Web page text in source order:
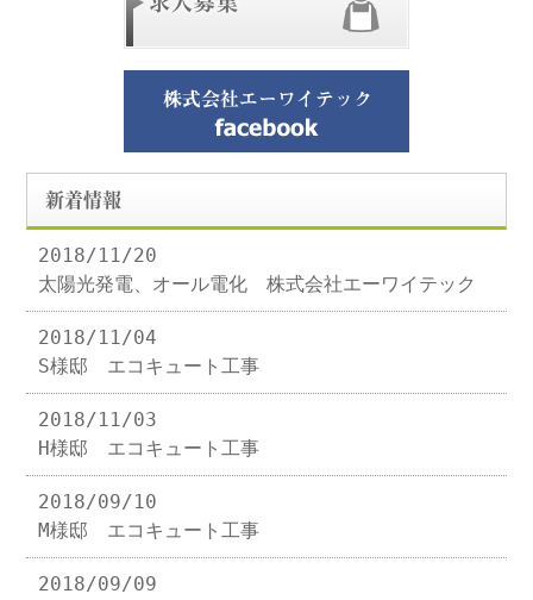
新着情報
2018/11/20
太陽光発電、オール電化 株式会社エーワイテック
2018/11/04
S様邸 エコキュート工事
2018/11/03
H様邸 エコキュート工事
2018/09/10
M様邸 エコキュート工事
2018/09/09